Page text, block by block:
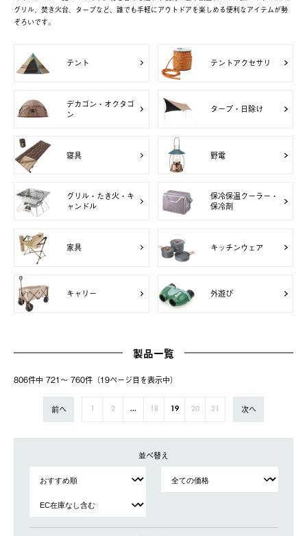
グリル、焚き火台、タープなど、誰でも手軽にアウトドアを楽しめる便利なアイテムが勢
ぞろいです。
テント テントアクセサリ
デカゴン・オクタゴ
ン
タープ・日除け
寝具 野電
グリル・たき火・キ
ャンドル
保冷保温クーラー・
保冷剤
家具 キッチンウェア
キャリー 外遊び
製品一覧
806件中 721〜 760件（19ページ⽬を表⽰中）
前へ 2 ... 18 19 20 21 次へ
並べ替え